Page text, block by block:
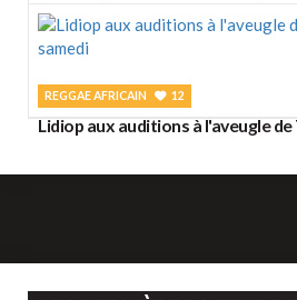
REGGAE AFRICAIN 12
Lidiop aux auditions à l'aveugle